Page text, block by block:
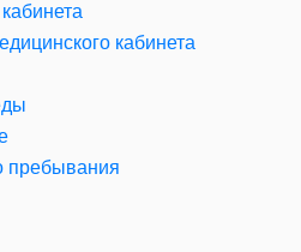
кабинета
пребывания